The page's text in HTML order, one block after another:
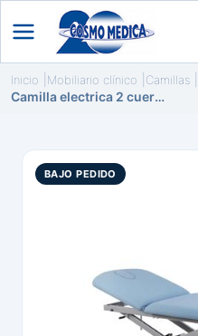
Inicio Mobiliario clínico Camillas
Camilla electrica 2 cuerpos con portarrollos y tapón facial
BAJO PEDIDO